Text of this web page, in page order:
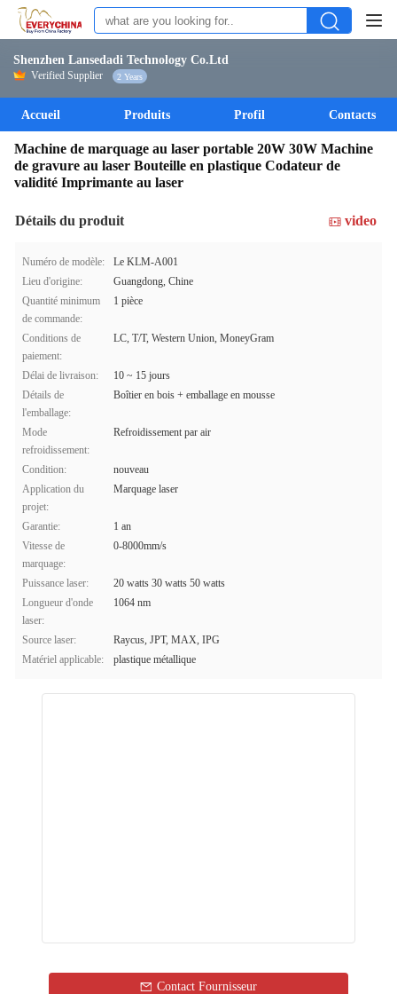
Shenzhen Lansedadi Technology Co.Ltd
Verified Supplier 2 Years
Accueil Produits Profil Contacts
Machine de marquage au laser portable 20W 30W Machine
de gravure au laser Bouteille en plastique Codateur de
validité Imprimante au laser
Détails du produit video
Numéro de modèle:
Le KLM-A001
Lieu d'origine:
Guangdong, Chine
Quantité minimum
de commande:
1 pièce
Conditions de
paiement:
LC, T/T, Western Union, MoneyGram
Délai de livraison:
10 ~ 15 jours
Détails de
l'emballage:
Boîtier en bois + emballage en mousse
Mode
refroidissement:
Refroidissement par air
Condition:
nouveau
Application du
projet:
Marquage laser
Garantie:
1 an
Vitesse de
marquage:
0-8000mm/s
Puissance laser:
20 watts 30 watts 50 watts
Longueur d'onde
laser:
1064 nm
Source laser:
Raycus, JPT, MAX, IPG
Matériel applicable:
plastique métallique
Contact Fournisseur